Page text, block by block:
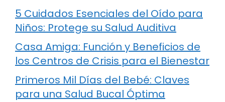
5 Cuidados Esenciales del Oído para
Niños: Protege su Salud Auditiva
Casa Amiga: Función y Beneficios de
los Centros de Crisis para el Bienestar
Primeros Mil Días del Bebé: Claves
para una Salud Bucal Óptima